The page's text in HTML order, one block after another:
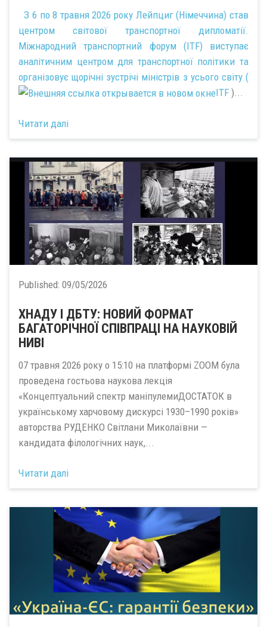
З 6 по 8 травня 2026 року Лейпциг (Німеччина) став
центром світової транспортної дипломатії.
Міжнародний транспортний форум (ITF) виступає
аналітичним центром для транспортної політики та
організовує щорічні зустрічі міністрів з усього світу (
ITF )...
Читати далі
Published: 09/05/2026
ХНАДУ І ДБТУ: НОВИЙ ФОРМАТ
БАГАТОРІЧНОЇ СПІВПРАЦІ НА НАУКОВІЙ
НИВІ
07 травня 2026 року о 15:10 на платформі ZOOM була
проведена гостьова наукова лекція
«Концептуальний спектр маніпулемиДОСТАТОК в
українському харчовому дискурсі 1930–1990 років»
авторства РУДЕНКО Світлани Миколаївни —
кандидата філологічних наук,...
Читати далі